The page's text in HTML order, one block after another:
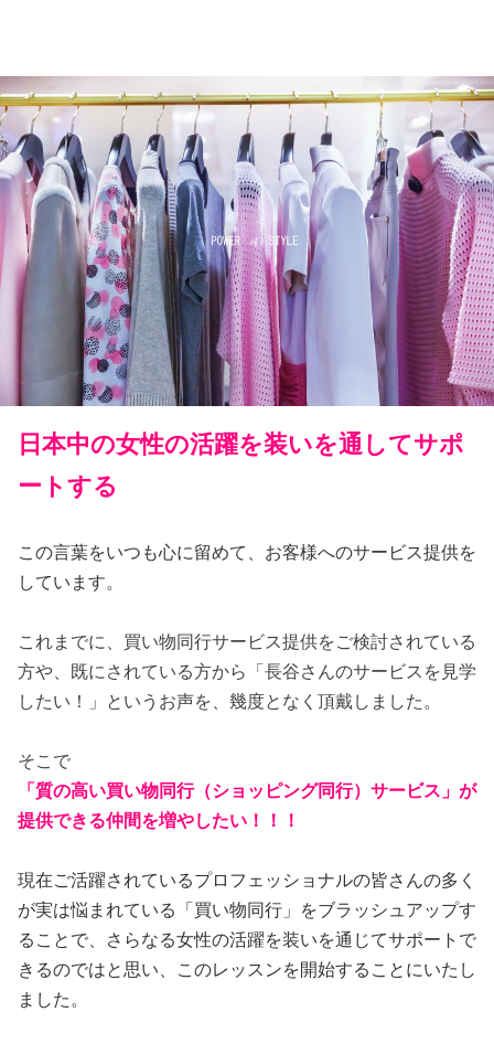
日本中の女性の活躍を装いを通してサポ
ートする
この言葉をいつも心に留めて、お客様へのサービス提供を
しています。
これまでに、買い物同行サービス提供をご検討されている
方や、既にされている方から「長谷さんのサービスを見学
したい！」というお声を、幾度となく頂戴しました。
そこで
「質の高い買い物同行（ショッピング同行）サービス」が
提供できる仲間を増やしたい！！！
現在ご活躍されているプロフェッショナルの皆さんの多く
が実は悩まれている「買い物同行」をブラッシュアップす
ることで、さらなる女性の活躍を装いを通じてサポートで
きるのではと思い、このレッスンを開始することにいたし
ました。